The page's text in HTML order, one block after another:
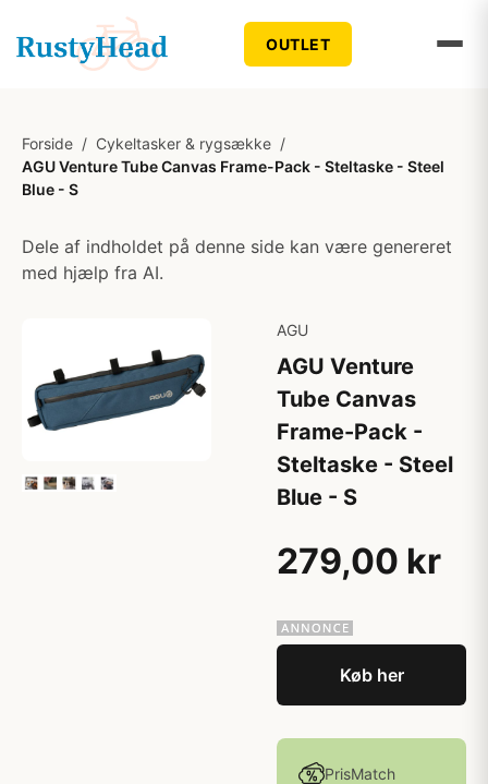
OUTLET
Forside / Cykeltasker & rygsække /
AGU Venture Tube Canvas Frame-Pack - Steltaske - Steel
Blue - S
Dele af indholdet på denne side kan være genereret
med hjælp fra AI.
AGU
AGU Venture
Tube Canvas
Frame-Pack -
Steltaske - Steel
Blue - S
279,00 kr
Køb her
PrisMatch